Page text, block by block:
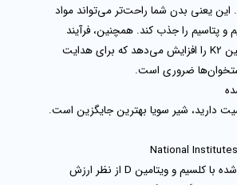
یعنی بدن شما راحت‌تر می‌تواند مواد
و پتاسیم را جذب کند. همچنین، فرآیند
تخمیر سطح ویتامین K2 را افزایش می‌دهد که برای هدایت
ضروری است.
دارید، شیر سویا بهترین جایگزین است.
National
، شیر سویای غنی شده با کلسیم و ویتامین D از نظر ارزش